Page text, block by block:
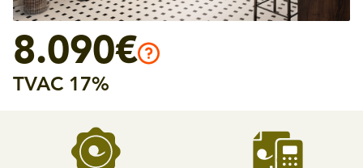
8.090€
TVAC 17%